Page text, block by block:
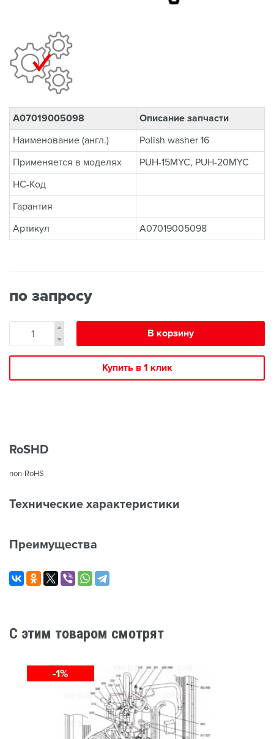
A07019005098
Описание запчасти
Наименование (англ.)
Polish washer 16
Применяется в моделях
PUH-15MYC, PUH-20MYC
НС-Код
Гарантия
Артикул
A07019005098
по запросу
В корзину
Купить в 1 клик
RoSHD
non-RoHS
Технические характеристики
Преимущества
C этим товаром смотрят
-1%